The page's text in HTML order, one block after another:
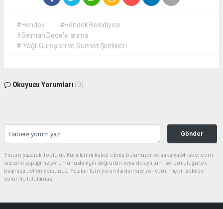
#Hendek
#Hendek Belediyesi
#Selman Dede'yi anma
# Yağlı Güreşleri ve Sünnet Şenlikleri
Okuyucu Yorumları (0)
Gönder
Yorum yazarak Topluluk Kuralları’nı kabul etmiş bulunuyor ve sakarya24haber.com
sitesine yaptığınız yorumunuzla ilgili doğrudan veya dolaylı tüm sorumluluğu tek
başınıza üstleniyorsunuz. Yazılan tüm yorumlardan site yönetimi hiçbir şekilde
sorumlu tutulamaz.